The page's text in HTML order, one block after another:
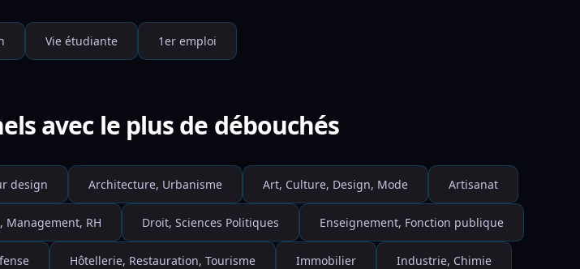
Vie étudiante 1er emploi
avec le plus de débouchés
design Architecture, Urbanisme Art, Culture, Design, Mode Artisanat
Management, RH Droit, Sciences Politiques Enseignement, Fonction publique
Hôtellerie, Restauration, Tourisme Immobilier Industrie, Chimie